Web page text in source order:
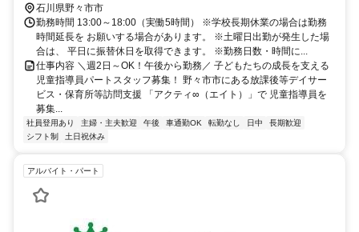
石川県野々市市
勤務時間 13:00～18:00（実働5時間） ※学校長期休業の場合は勤務
時間延長を お願いする場合があります。 ※土曜日出勤が発生した場
合は、 平日に振替休日を取得できます。 ※勤務日数・時間に...
仕事内容 ＼週2日～OK！午後から勤務／ 子どもたちの成長を支える
児童指導員パートスタッフ募集！ 野々市市にある放課後等デイサー
ビス・保育所等訪問支援 「アクティ∞（エイト）」で 児童指導員を
募集...
社員登用あり 主婦・主夫歓迎 午後 車通勤OK 転勤なし 日中
長期歓迎
シフト制
土日祝休み
アルバイト・パート